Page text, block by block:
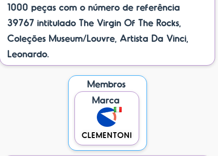
1000 peças com o número de referência
39767 intitulado The Virgin Of The Rocks,
Coleções Museum/Louvre, Artista Da Vinci,
Leonardo.
Membros
Marca
CLEMENTONI